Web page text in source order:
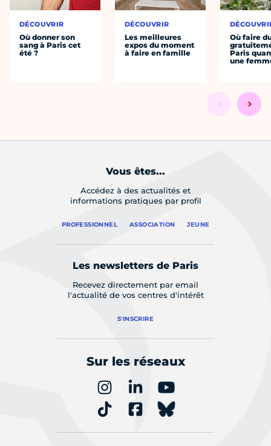
DÉCOUVRIR
Où donner son
sang à Paris cet
été ?
DÉCOUVRIR
Les meilleures
expos du moment
à faire en famille
Où faire
Paris
une
Vous êtes...
Accédez à des actualités et
informations pratiques par profil
PROFESSIONNEL ASSOCIATION JEUNE
Les newsletters de Paris
Recevez directement par email
l'actualité de vos centres d'intérêt
S'INSCRIRE
Sur les réseaux